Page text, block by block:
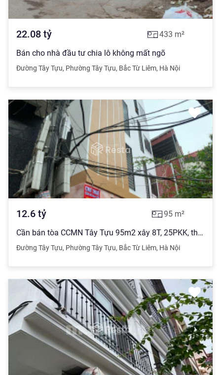
22.08 tỷ 433 m²
Bán cho nhà đầu tư chia lô không mất ngõ
Đường Tây Tựu, Phường Tây Tựu, Bắc Từ Liêm, Hà Nội
12.6 tỷ 95 m²
Cần bán tòa CCMN Tây Tựu 95m2 xây 8T, 25PKK, thang máy DT 1 tỷ /1 năm. 12 năm hoàn vốn. Giá 12.6 tỷ
Đường Tây Tựu, Phường Tây Tựu, Bắc Từ Liêm, Hà Nội